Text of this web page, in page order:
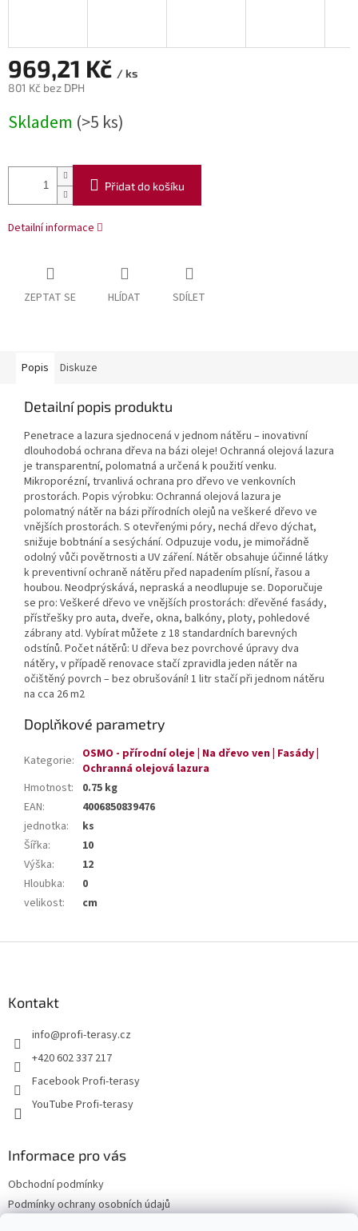
969,21 Kč / ks
801 Kč bez DPH
cena:
Skladem (>5 ks)
Přidat do košíku
Detailní informace
ZEPTAT SE HLÍDAT SDÍLET
Popis Diskuze
Detailní popis produktu
Penetrace a lazura sjednocená v jednom nátěru – inovativní
dlouhodobá ochrana dřeva na bázi oleje! Ochranná olejová lazura
je transparentní, polomatná a určená k použití venku.
Mikroporézní, trvanlivá ochrana pro dřevo ve venkovních
prostorách. Popis výrobku: Ochranná olejová lazura je
polomatný nátěr na bázi přírodních olejů na veškeré dřevo ve
vnějších prostorách. S otevřenými póry, nechá dřevo dýchat,
snižuje bobtnání a sesýchání. Odpuzuje vodu, je mimořádně
odolný vůči povětrnosti a UV záření. Nátěr obsahuje účinné látky
k preventivní ochraně nátěru před napadením plísní, řasou a
houbou. Neodprýskává, nepraská a neodlupuje se. Doporučuje
se pro: Veškeré dřevo ve vnějších prostorách: dřevěné fasády,
přístřešky pro auta, dveře, okna, balkóny, ploty, pohledové
zábrany atd. Vybírat můžete z 18 standardních barevných
odstínů. Počet nátěrů: U dřeva bez povrchové úpravy dva
nátěry, v případě renovace stačí zpravidla jeden nátěr na
očištěný povrch – bez obrušování! 1 litr stačí při jednom nátěru
na cca 26 m2
Doplňkové parametry
Kategorie: OSMO - přírodní oleje | Na dřevo ven | Fasády |
Ochranná olejová lazura
Hmotnost:
0.75 kg
EAN:
4006850839476
jednotka:
ks
Šířka:
10
Výška:
12
Hloubka:
0
velikost: cm
Kontakt
info@profi-terasy.cz
+420 602 337 217
Facebook Profi-terasy
YouTube Profi-terasy
Informace pro vás
Obchodní podmínky
Podmínky ochrany osobních údajů